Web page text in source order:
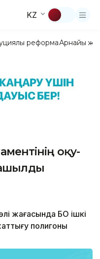
KZ
реформаАрнайы
оқу-
жағасында БҚО ішкі
полигоны